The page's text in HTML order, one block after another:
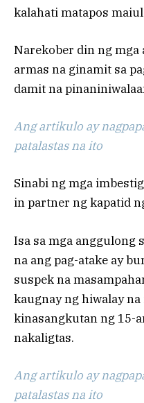
kalahati matapos
Narekober din ng mga
armas na ginamit sa
damit na
Ang artikulo ay
patalastas na ito
Sinabi ng mga
in partner ng kapatid
Isa sa mga anggulong
na ang pag-atake ay
suspek na
kaugnay ng hiwalay
kinasangkutan ng 15-
nakaligtas.
Ang artikulo ay
patalastas na ito